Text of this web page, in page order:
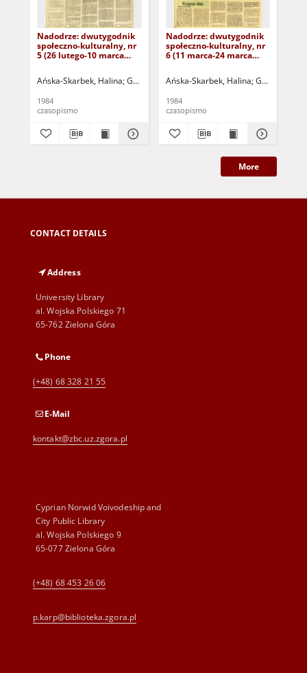
Nadodrze: dwutygodnik
społeczno-kulturalny, nr
5 (26 lutego-10 marca
Ańska-Skarbek, Halina Grabowska, Lucyna Grochomalski, Piotr
1984
czasopismo
Nadodrze: dwutygodnik
społeczno-kulturalny, nr
6 (11 marca-24 marca
Ańska-Skarbek, Halina Grabowska,
1984
czasopismo
More
CONTACT DETAILS
Address
University Library
al. Wojska Polskiego 71
65-762 Zielona Góra
Phone
(+48) 68 328 21 55
E-Mail
kontakt@zbc.uz.zgora.pl
Cyprian Norwid Voivodeship and
City Public Library
al. Wojska Polskiego 9
65-077 Zielona Góra
(+48) 68 453 26 06
p.karp@biblioteka.zgora.pl